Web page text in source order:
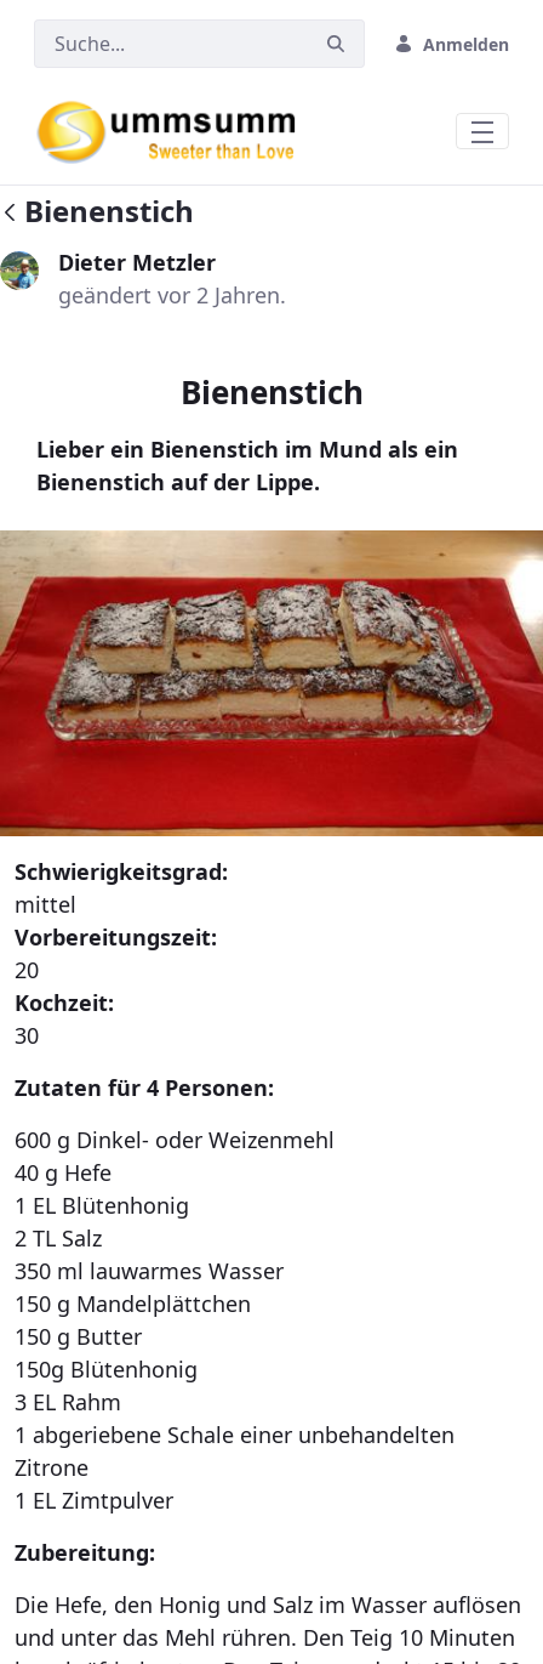
Zum Hauptinhalt springen
Anmelden
Bienenstich
Dieter Metzler
geändert vor 2 Jahren.
Bienenstich
Lieber ein Bienenstich im Mund als ein
Bienenstich auf der Lippe.
Schwierigkeitsgrad:
mittel
Vorbereitungszeit:
20
Kochzeit:
30
Zutaten für 4 Personen:
600 g Dinkel- oder Weizenmehl
40 g Hefe
1 EL Blütenhonig
2 TL Salz
350 ml lauwarmes Wasser
150 g Mandelplättchen
150 g Butter
150g Blütenhonig
3 EL Rahm
1 abgeriebene Schale einer unbehandelten
Zitrone
1 EL Zimtpulver
Zubereitung:
Die Hefe, den Honig und Salz im Wasser auflösen
und unter das Mehl rühren. Den Teig 10 Minuten